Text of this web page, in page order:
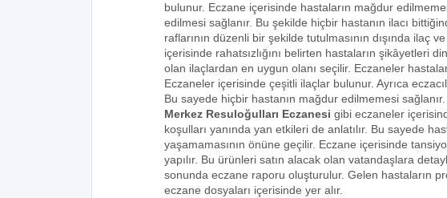
bulunur. Eczane içerisinde hastaların mağdur
edilmesi sağlanır. Bu şekilde hiçbir hastanın ilacı
raflarının düzenli bir şekilde tutulmasının dışında ilaç
içerisinde rahatsızlığını belirten hastaların şikâyetleri
olan ilaçlardan en uygun olanı seçilir. Eczaneler
Eczaneler içerisinde çeşitli ilaçlar bulunur. Ayrıca
Bu sayede hiçbir hastanın mağdur edilmemesi sağlanır.
Merkez Resuloğulları Eczanesi gibi eczaneler
koşulları yanında yan etkileri de anlatılır. Bu sayede
yaşamamasının önüne geçilir. Eczane içerisinde
yapılır. Bu ürünleri satın alacak olan vatandaşlara
sonunda eczane raporu oluşturulur. Gelen hastaların
eczane dosyaları içerisinde yer alır.